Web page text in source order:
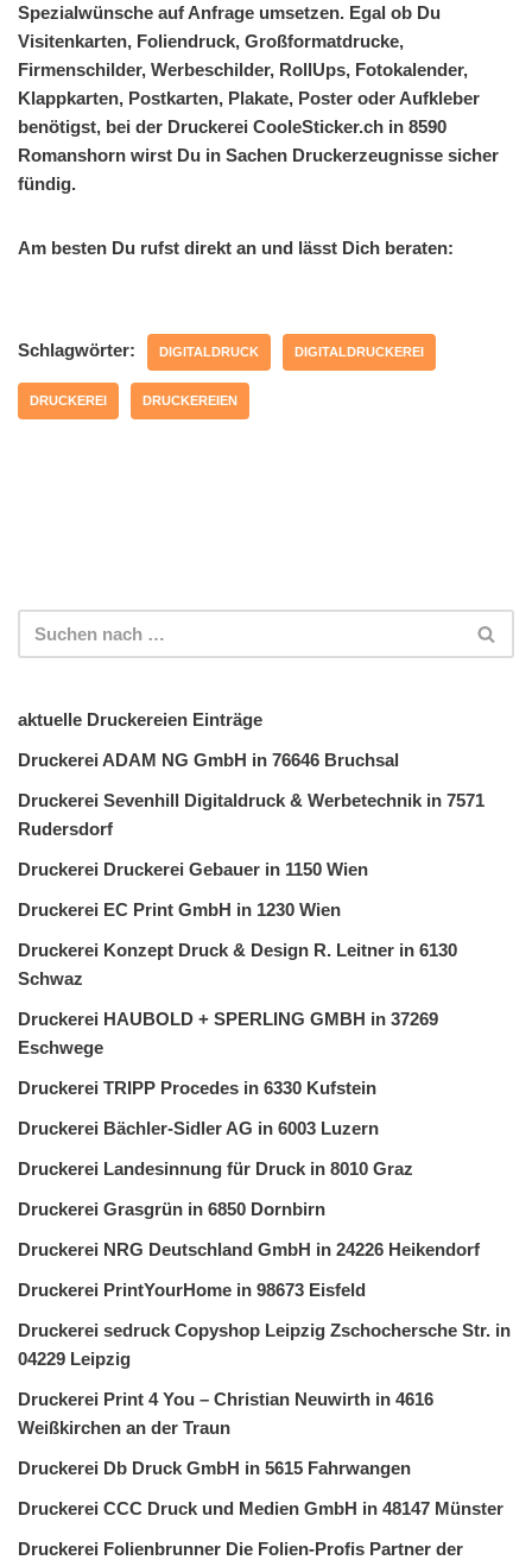
Spezialwünsche auf Anfrage umsetzen. Egal ob Du
Visitenkarten, Foliendruck, Großformatdrucke,
Firmenschilder, Werbeschilder, RollUps, Fotokalender,
Klappkarten, Postkarten, Plakate, Poster oder Aufkleber
benötigst, bei der Druckerei CooleSticker.ch in 8590
Romanshorn wirst Du in Sachen Druckerzeugnisse sicher
fündig.
Am besten Du rufst direkt an und lässt Dich beraten:
Schlagwörter: DIGITALDRUCK DIGITALDRUCKEREI
DRUCKEREI DRUCKEREIEN
aktuelle Druckereien Einträge
Druckerei ADAM NG GmbH in 76646 Bruchsal
Druckerei Sevenhill Digitaldruck & Werbetechnik in 7571
Rudersdorf
Druckerei Druckerei Gebauer in 1150 Wien
Druckerei EC Print GmbH in 1230 Wien
Druckerei Konzept Druck & Design R. Leitner in 6130
Schwaz
Druckerei HAUBOLD + SPERLING GMBH in 37269
Eschwege
Druckerei TRIPP Procedes in 6330 Kufstein
Druckerei Bächler-Sidler AG in 6003 Luzern
Druckerei Landesinnung für Druck in 8010 Graz
Druckerei Grasgrün in 6850 Dornbirn
Druckerei NRG Deutschland GmbH in 24226 Heikendorf
Druckerei PrintYourHome in 98673 Eisfeld
Druckerei sedruck Copyshop Leipzig Zschochersche Str. in
04229 Leipzig
Druckerei Print 4 You – Christian Neuwirth in 4616
Weißkirchen an der Traun
Druckerei Db Druck GmbH in 5615 Fahrwangen
Druckerei CCC Druck und Medien GmbH in 48147 Münster
Druckerei Folienbrunner Die Folien-Profis Partner der